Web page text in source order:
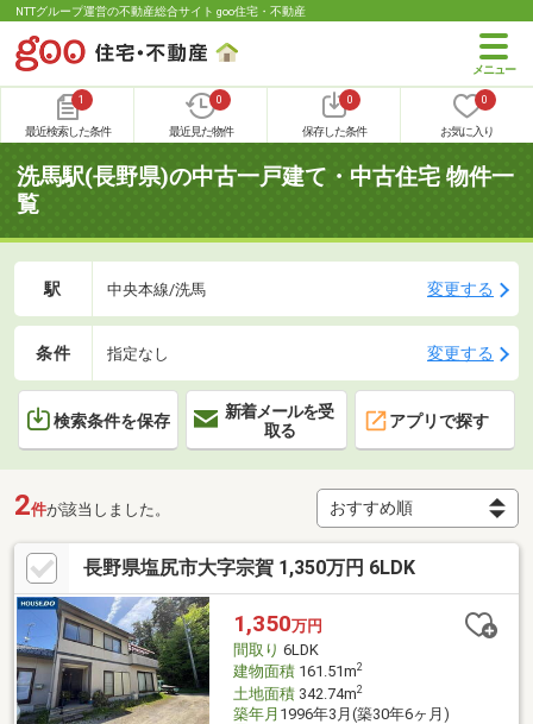
NTTグループ運営の不動産総合サイト goo住宅・不動産
1
最近検索した条件
0
最近見た物件
0
保存した条件
0
お気に入り
洗馬駅(長野県)の中古一戸建て・中古住宅 物件一
覧
駅 中央本線/洗馬 変更する
条件 指定なし 変更する
検索条件を保存
新着メールを受
取る
アプリで探す
2件が該当しました。
長野県塩尻市大字宗賀 1,350万円 6LDK
1,350万円
間取り 6LDK
建物面積161.51m2
土地面積342.74m2
築年月 1996年3月(築30年6ヶ月)